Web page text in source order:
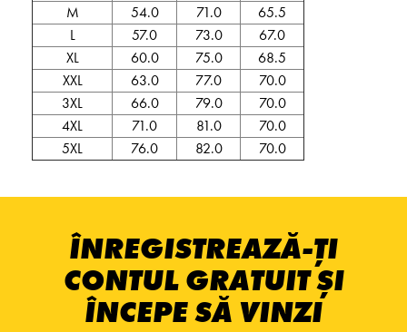
M
54.0 71.0
65.5
L
57.0 73.0
67.0
XL
60.0 75.0
68.5
XXL
63.0 77.0
70.0
3XL
66.0 79.0
70.0
4XL
71.0 81.0
70.0
5XL
76.0 82.0 70.0
ÎNREGISTREAZĂ-ȚI
CONTUL GRATUIT ȘI
ÎNCEPE SĂ VINZI